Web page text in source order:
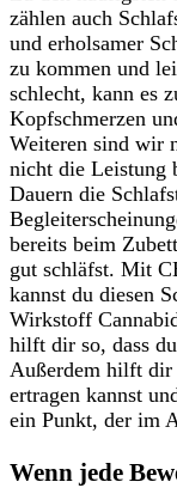
zählen auch
und erholsamer
zu kommen und
schlecht, kann es
Kopfschmerzen
Weiteren sind wir
nicht die Leistung
Dauern die
bereits beim
gut schläfst. Mit
kannst du diesen
Wirkstoff
hilft dir so, dass
Außerdem hilft dir
ertragen kannst
ein Punkt, der im
Wenn jede